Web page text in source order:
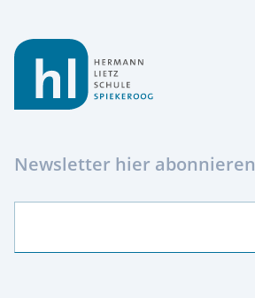
Newsletter hier abonnieren